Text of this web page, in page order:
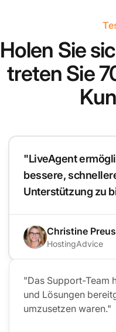
Holen Sie
treten Sie
"LiveAgent
bessere,
Unterstützung zu
Christine
HostingAdvice
"Das Support-Team
und Lösungen
umzusetzen waren."